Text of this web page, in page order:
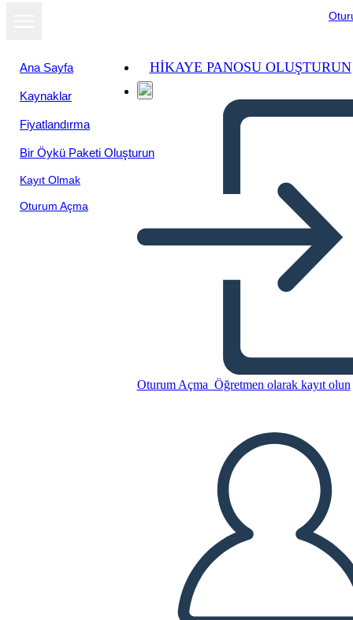
Ana Sayfa
Kaynaklar
Fiyatlandırma
Bir Öykü Paketi Oluşturun
Kayıt Olmak
Oturum Açma
HIKAYE PANOSU OLUŞTURUN
Oturum Açma Öğretmen olarak kayıt olun
SLAYT GÖSTERİSİNİ OYNAT
BENİ OKU